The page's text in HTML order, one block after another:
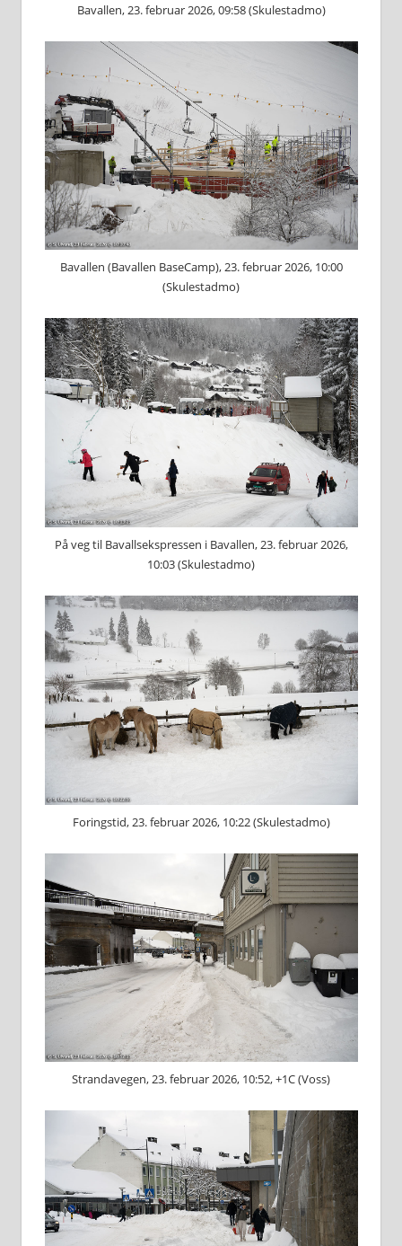
Bavallen, 23. februar 2026, 09:58 (Skulestadmo)
Bavallen (Bavallen BaseCamp), 23. februar 2026, 10:00
(Skulestadmo)
På veg til Bavallsekspressen i Bavallen, 23. februar 2026,
10:03 (Skulestadmo)
Foringstid, 23. februar 2026, 10:22 (Skulestadmo)
Strandavegen, 23. februar 2026, 10:52, +1C (Voss)